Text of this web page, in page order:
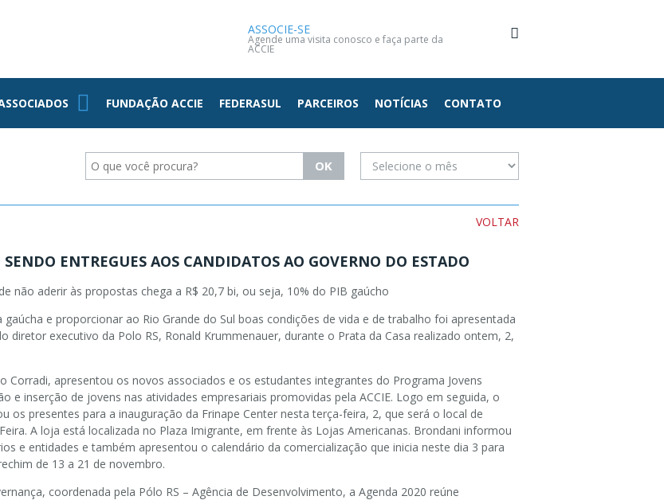
ASSOCIE-SE
Agende uma visita conosco e faça parte da
ACCIE
FUNDAÇÃO ACCIE FEDERASUL PARCEIROS NOTÍCIAS CONTATO
VOLTAR
ENTREGUES AOS CANDIDATOS AO GOVERNO DO ESTADO
não aderir às propostas chega a R$ 20,7 bi, ou seja, 10% do PIB gaúcho
e proporcionar ao Rio Grande do Sul boas condições de vida e de trabalho foi apresentada
diretor executivo da Polo RS, Ronald Krummenauer, durante o Prata da Casa realizado ontem, 2,
Corradi, apresentou os novos associados e os estudantes integrantes do Programa Jovens
e inserção de jovens nas atividades empresariais promovidas pela ACCIE. Logo em seguida, o
os presentes para a inauguração da Frinape Center nesta terça-feira, 2, que será o local de
A loja está localizada no Plaza Imigrante, em frente às Lojas Americanas. Brondani informou
e entidades e também apresentou o calendário da comercialização que inicia neste dia 3 para
de 13 a 21 de novembro.
coordenada pela Pólo RS – Agência de Desenvolvimento, a Agenda 2020 reúne